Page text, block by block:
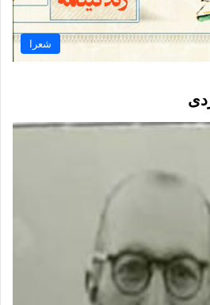
شعرا